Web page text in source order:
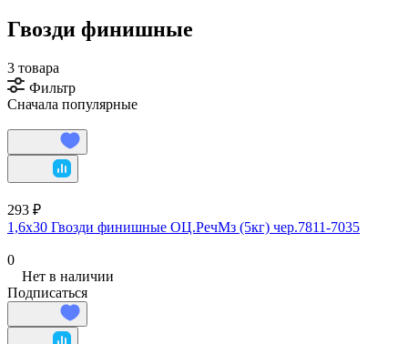
Гвозди финишные
3 товара
Фильтр
Сначала популярные
293 ₽
1,6х30 Гвозди финишные ОЦ.РечМз (5кг) чер.7811-7035
0
Нет в наличии
Подписаться